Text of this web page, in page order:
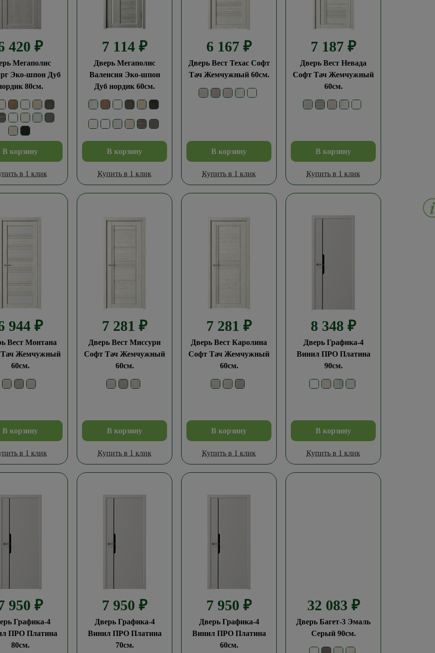
420₽
Мегаполис
Эко-шпон Дуб
80см.
В корзину
в 1 клик
7 114₽
Дверь Мегаполис
Валенсия Эко-шпон
Дуб нордик 60см.
В корзину
Купить в 1 клик
6 167₽
Дверь Вест Техас Софт
Тач Жемчужный 60см.
В корзину
Купить в 1 клик
7 187₽
Дверь Вест Невада
Софт Тач Жемчужный
60см.
В корзину
Купить в 1 клик
944₽
Вест Монтана
Жемчужный
60см.
В корзину
в 1 клик
7 281₽
Дверь Вест Миссури
Софт Тач Жемчужный
60см.
В корзину
Купить в 1 клик
7 281₽
Дверь Вест Каролина
Софт Тач Жемчужный
60см.
В корзину
Купить в 1 клик
8 348₽
Дверь Графика-4
Винил ПРО Платина
90см.
В корзину
Купить в 1 клик
950₽
Графика-4
ПРО Платина
80см.
7 950₽
Дверь Графика-4
Винил ПРО Платина
70см.
7 950₽
Дверь Графика-4
Винил ПРО Платина
60см.
32 083 ₽
Дверь Багет-3 Эмаль
Серый 90см.